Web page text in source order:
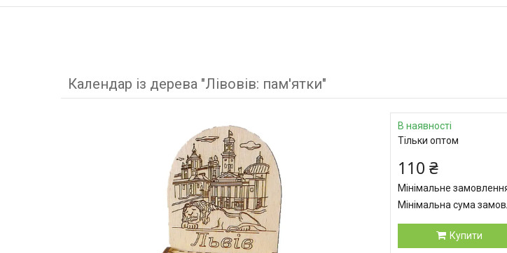
Календар із дерева "Лівовів: пам'ятки"
В наявності
Тільки оптом
110 ₴
Мінімальне
Мінімальна сума
Купити